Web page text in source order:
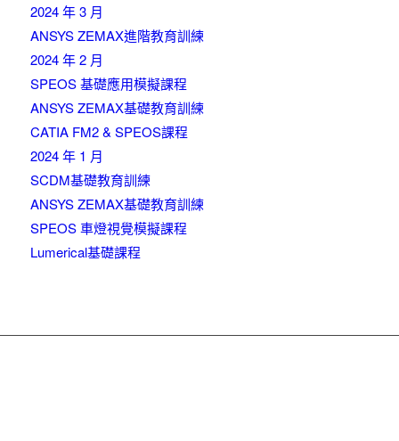
2024 年 3 月
ANSYS ZEMAX進階教育訓練
2024 年 2 月
SPEOS 基礎應用模擬課程
ANSYS ZEMAX基礎教育訓練
CATIA FM2 & SPEOS課程
2024 年 1 月
SCDM基礎教育訓練
ANSYS ZEMAX基礎教育訓練
SPEOS 車燈視覺模擬課程
Lumerical基礎課程